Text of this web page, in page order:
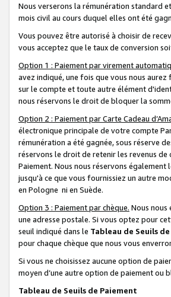
Nous verserons la rémunération standard
mois civil au cours duquel elles ont été
Vous pouvez être autorisé à choisir de
vous acceptez que le taux de conversion
Option 1 : Paiement par virement
avez indiqué, une fois que vous nous
sur le compte et toute autre élément
nous réservons le droit de bloquer la
Option 2 : Paiement par Carte Cadeau
électronique principale de votre compte
rémunération a été gagnée, sous réserve
réservons le droit de retenir les revenus
Paiement. Nous nous réservons
jusqu'à ce que vous fournissiez un autre
en Pologne ni en Suède.
Option 3 : Paiement par chèque. Nous nous
une adresse postale. Si vous optez pour
seuil indiqué dans le Tableau de Seuils
pour chaque chèque que nous vous
Si vous ne choisissez aucune option de
moyen d’une autre option de paiement
Tableau de Seuils de Paiement